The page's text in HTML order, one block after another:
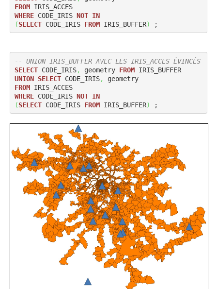
FROM
IRIS_ACCES
WHERE CODE_IRIS NOT IN
(SELECT CODE_IRIS FROM IRIS_BUFFER) ;
-- UNION IRIS_BUFFER AVEC LES IRIS_ACCES ÉVINCÉS
SELECT CODE_IRIS, geometry FROM
IRIS_BUFFER
UNION SELECT CODE_IRIS,
geometry
FROM
IRIS_ACCES
WHERE CODE_IRIS NOT IN
(SELECT CODE_IRIS FROM IRIS_BUFFER) ;